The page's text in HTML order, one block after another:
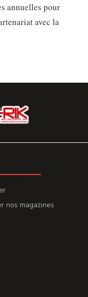
annuelles pour
avec la
nos magazines